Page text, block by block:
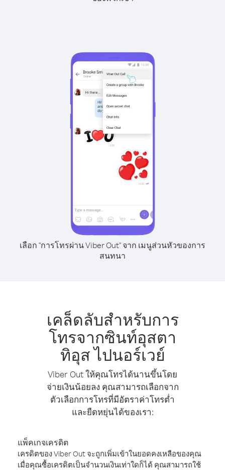
เลือก "การโทรผ่าน Viber Out" จาก เมนูส่วนหัวของการ
สนทนา
เคล็ดลับสำหรับการ
โทรจากซินท์อุสตา
ทิอุส ไปนอร์เวย์
Viber Out ให้คุณโทรได้นานขึ้นโดย
จ่ายเงินน้อยลง คุณสามารถเลือกจาก
ตัวเลือกการโทรที่มีอัตราค่าโทรต่ำ
และยืดหยุ่นได้ของเรา:
แพ็คเกจเครดิต
เครดิตของ Viber Out จะถูกเพิ่มเข้าในยอดคงเหลือของคุณ
เมื่อคุณซื้อเครดิตเป็นจำนวนเงินเท่าใดก็ได้ คุณสามารถใช้